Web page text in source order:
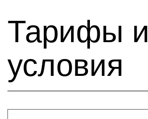
Тарифы и
условия